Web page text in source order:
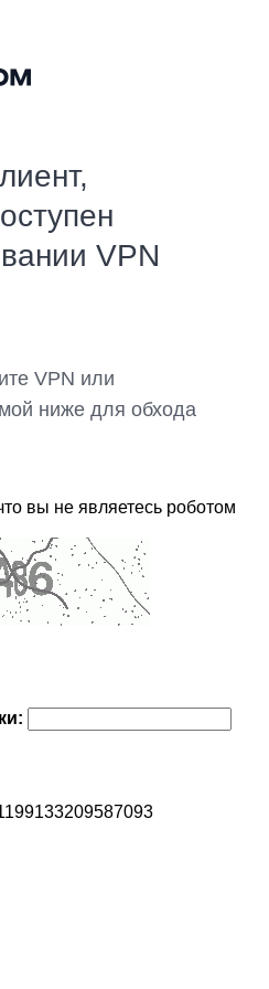
VPN
VPN или
ниже для обхода
вы не являетесь роботом